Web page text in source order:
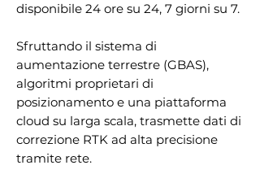
disponibile 24 ore su 24, 7 giorni su 7.
Sfruttando il sistema di
aumentazione terrestre (GBAS),
algoritmi proprietari di
posizionamento e una piattaforma
cloud su larga scala, trasmette dati di
correzione RTK ad alta precisione
tramite rete.